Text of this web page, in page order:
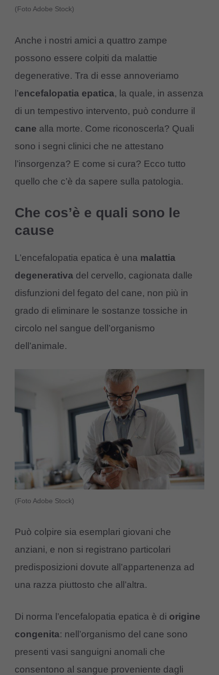
(Foto Adobe Stock)
Anche i nostri amici a quattro zampe
possono essere colpiti da malattie
degenerative. Tra di esse annoveriamo
l’encefalopatia epatica, la quale, in assenza
di un tempestivo intervento, può condurre il
cane alla morte. Come riconoscerla? Quali
sono i segni clinici che ne attestano
l’insorgenza? E come si cura? Ecco tutto
quello che c’è da sapere sulla patologia.
Che cos’è e quali sono le
cause
L’encefalopatia epatica è una malattia
degenerativa del cervello, cagionata dalle
disfunzioni del fegato del cane, non più in
grado di eliminare le sostanze tossiche in
circolo nel sangue dell’organismo
dell’animale.
(Foto Adobe Stock)
Può colpire sia esemplari giovani che
anziani, e non si registrano particolari
predisposizioni dovute all’appartenenza ad
una razza piuttosto che all’altra.
Di norma l’encefalopatia epatica è di origine
congenita: nell’organismo del cane sono
presenti vasi sanguigni anomali che
consentono al sangue proveniente dagli